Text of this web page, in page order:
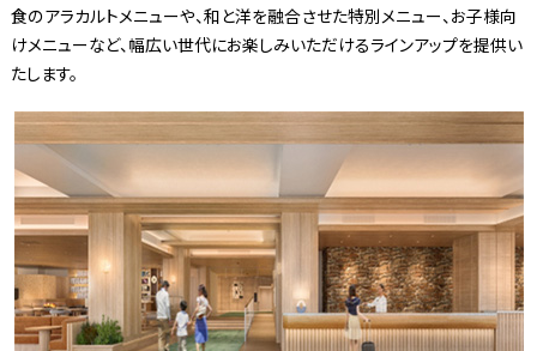
食のアラカルトメニューや、和と洋を融合させた特別メニュー、お子様向
けメニューなど、幅広い世代にお楽しみいただけるラインアップを提供い
たします。